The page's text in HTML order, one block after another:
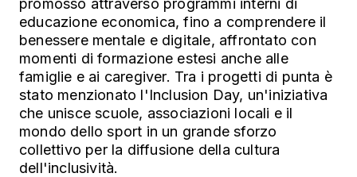
educazione economica, fino a comprendere il
benessere mentale e digitale, affrontato con
momenti di formazione estesi anche alle
famiglie e ai caregiver. Tra i progetti di punta è
stato menzionato l'Inclusion Day, un'iniziativa
che unisce scuole, associazioni locali e il
mondo dello sport in un grande sforzo
collettivo per la diffusione della cultura
dell'inclusività.